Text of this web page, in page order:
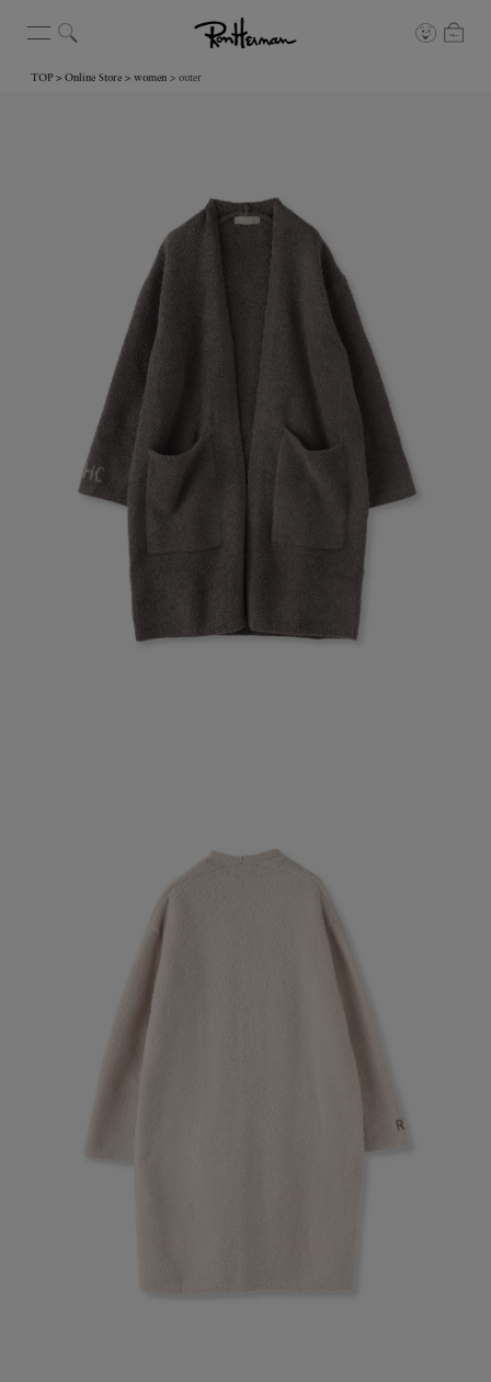
TOP Online Store women outer